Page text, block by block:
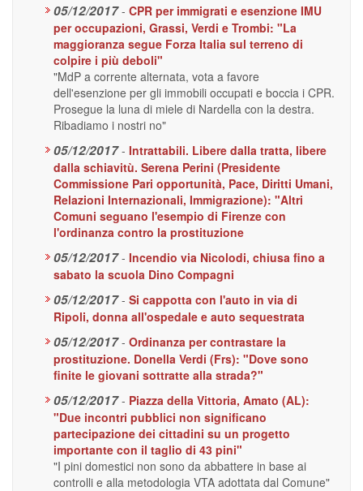
05/12/2017 - CPR per immigrati e esenzione IMU
per occupazioni, Grassi, Verdi e Trombi: "La
maggioranza segue Forza Italia sul terreno di
colpire i più deboli"
"MdP a corrente alternata, vota a favore
dell'esenzione per gli immobili occupati e boccia i CPR.
Prosegue la luna di miele di Nardella con la destra.
Ribadiamo i nostri no"
05/12/2017 - Intrattabili. Libere dalla tratta, libere
dalla schiavitù. Serena Perini (Presidente
Commissione Pari opportunità, Pace, Diritti Umani,
Relazioni Internazionali, Immigrazione): "Altri
Comuni seguano l'esempio di Firenze con
l'ordinanza contro la prostituzione
05/12/2017 - Incendio via Nicolodi, chiusa fino a
sabato la scuola Dino Compagni
05/12/2017 - Si cappotta con l'auto in via di
Ripoli, donna all'ospedale e auto sequestrata
05/12/2017 - Ordinanza per contrastare la
prostituzione. Donella Verdi (Frs): "Dove sono
finite le giovani sottratte alla strada?"
05/12/2017 - Piazza della Vittoria, Amato (AL):
"Due incontri pubblici non significano
partecipazione dei cittadini su un progetto
importante con il taglio di 43 pini"
"I pini domestici non sono da abbattere in base ai
controlli e alla metodologia VTA adottata dal Comune"